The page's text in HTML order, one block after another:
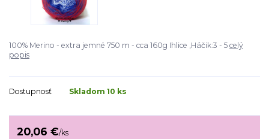
100% Merino - extra jemné 750 m - cca 160g Ihlice ,Háčik:3 - 5 celý
popis
Dostupnosť Skladom 10 ks
20,06 €/ks